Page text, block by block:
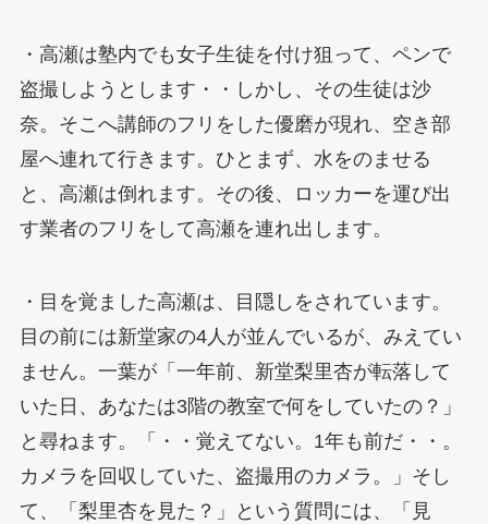
・高瀬は塾内でも女子生徒を付け狙って、ペンで
盗撮しようとします・・しかし、その生徒は沙
奈。そこへ講師のフリをした優磨が現れ、空き部
屋へ連れて行きます。ひとまず、水をのませる
と、高瀬は倒れます。その後、ロッカーを運び出
す業者のフリをして高瀬を連れ出します。
・目を覚ました高瀬は、目隠しをされています。
目の前には新堂家の4人が並んでいるが、みえてい
ません。一葉が「一年前、新堂梨里杏が転落して
いた日、あなたは3階の教室で何をしていたの？」
と尋ねます。「・・覚えてない。1年も前だ・・。
カメラを回収していた、盗撮用のカメラ。」そし
て、「梨里杏を見た？」という質問には、「見